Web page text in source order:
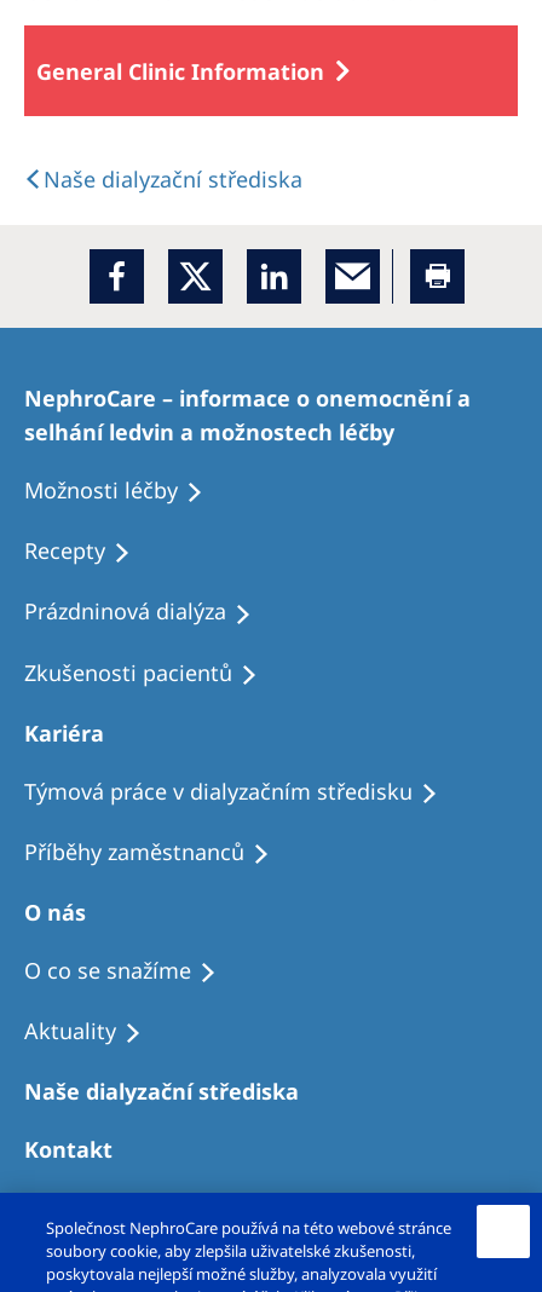
General Clinic Information
Naše dialyzační střediska
NephroCare – informace o onemocnění a
selhání ledvin a možnostech léčby
Možnosti léčby
Recepty
Prázdninová dialýza
Zkušenosti pacientů
Kariéra
Týmová práce v dialyzačním středisku
Příběhy zaměstnanců
O nás
O co se snažíme
Aktuality
Naše dialyzační střediska
Kontakt
Společnost NephroCare používá na této webové stránce
soubory cookie, aby zlepšila uživatelské zkušenosti,
poskytovala nejlepší možné služby, analyzovala využití